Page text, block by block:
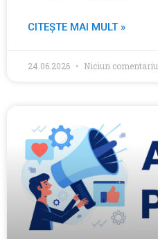
CITEȘTE MAI MULT »
24.06.2026 Niciun comentariu